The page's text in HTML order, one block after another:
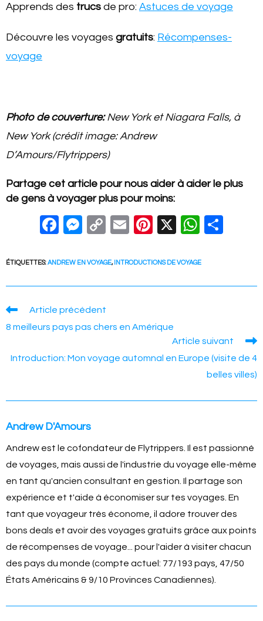
Apprends des trucs de pro: Astuces de voyage
Découvre les voyages gratuits: Récompenses-
voyage
Photo de couverture:New York et Niagara Falls, à
New York (crédit image: Andrew
D’Amours/Flytrippers)
Partage cet article pour nous aider à aider le plus
de gens à voyager plus pour moins:
F
c
e
o
o
k
M
ss
e
g
C
p
y
E
ail
Pi
er
e
X
W
at
s
p
e
ÉTIQUETTES:ANDREW EN VOYAGE, INTRODUCTIONS DE VOYAGE
Read
articles
Article précédent
8 meilleurs pays pas chers en Amérique
Article suivant
Introduction: Mon voyage automnal en Europe (visite de 4
belles villes)
Andrew D'Amours
Andrew est le cofondateur de Flytrippers. Il est passionné
de voyages, mais aussi de l'industrie du voyage elle-même
en tant qu'ancien consultant en gestion. Il partage son
expérience et t'aide à économiser sur tes voyages. En
tant que voyageur très économe, il adore trouver des
bons deals et avoir des voyages gratuits grâce aux points
de récompenses de voyage... pour l'aider à visiter chacun
des pays du monde (compte actuel: 77/193 pays, 47/50
États Américains & 9/10 Provinces Canadiennes).